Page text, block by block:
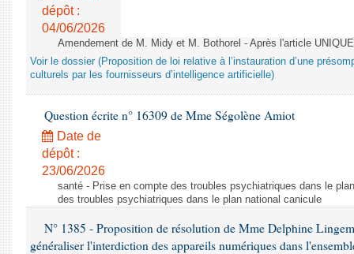
Budget et sécurité sociale
Questions écrites et orales
Comptes rendus des débats
dépôt :
04/06/2026
Amendement de M. Midy et M. Bothorel - Après l'article
Voir le dossier (Proposition de loi relative à l’instauration d’une
culturels par les fournisseurs d’intelligence artificielle)
Question écrite n° 16309 de Mme Ségolène Amiot
Date de
dépôt :
23/06/2026
santé - Prise en compte des troubles psychiatriques dans le
des troubles psychiatriques dans le plan national canicule
N° 1385 - Proposition de résolution de Mme Delphine
généraliser l'interdiction des appareils numériques dans